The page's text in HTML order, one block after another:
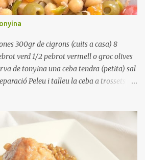
ja estan cuites. Anotacions Deixeu
El caldo de coure els fesols, es pot
sopa. Ingredientes judias -agua -sal
a r...
300gr de cigrons (cuits a casa) 8
verd 1/2 pebrot vermell o groc olives
de tonyina una ceba tendra (petita) sal
Peleu i talleu la ceba a trossets i
les a octaus. Talleu les olives a
de portar a la taula, poseu els cigrons,
amb la resta d'ingredients: les tomates,
les olives i la tonyina esmicolada.